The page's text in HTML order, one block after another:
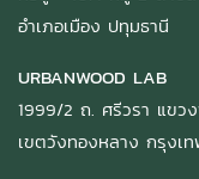
อำเภอเมือง ปทุมธานี
URBANWOOD LAB
1999/2 ถ. ศรีวรา แขว
เขตวังทองหลาง กรุงเ